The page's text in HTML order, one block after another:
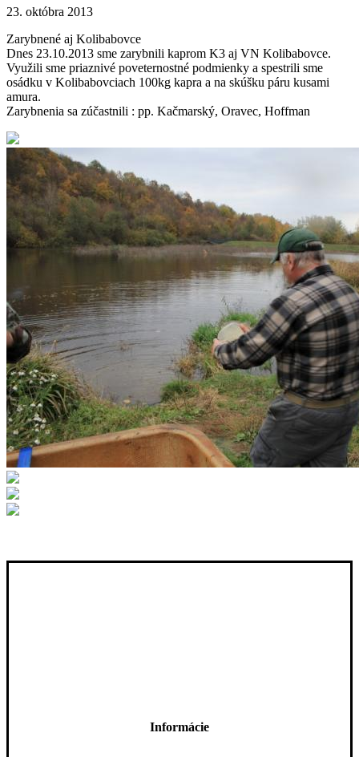
23. októbra 2013
Zarybnené aj Kolibabovce
Dnes 23.10.2013 sme zarybnili kaprom K3 aj VN Kolibabovce.
Využili sme priaznivé poveternostné podmienky a spestrili sme
osádku v Kolibabovciach 100kg kapra a na skúšku páru kusami
amura.
Zarybnenia sa zúčastnili : pp. Kačmarský, Oravec, Hoffman
Informácie